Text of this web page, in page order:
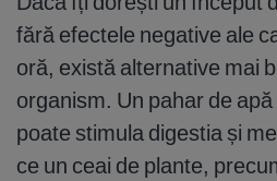
fără efectele negative ale
oră, există alternative mai
organism. Un pahar de
poate stimula digestia și
ce un ceai de plante,